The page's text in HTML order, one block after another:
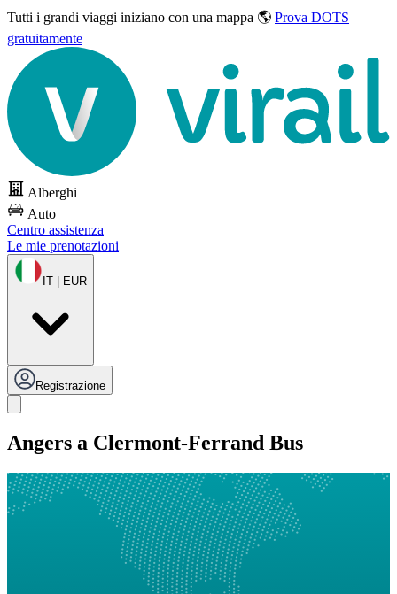
Tutti i grandi viaggi iniziano con una mappa 🌎 Prova DOTS
gratuitamente
Alberghi
Auto
Centro assistenza
Le mie prenotazioni
IT | EUR
Registrazione
Angers a Clermont-Ferrand Bus